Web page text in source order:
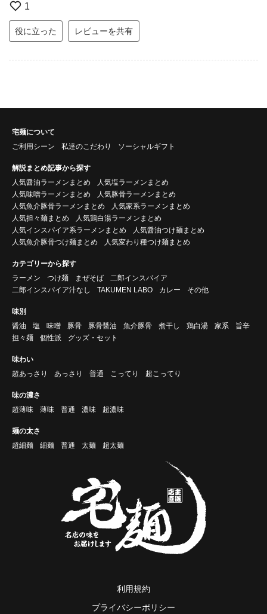
1
役に立った レビューを共有
宅麺について
ご利用シーン
私達のこだわり ソーシャルギフト
解説まとめ記事から探す
人気醤油ラーメンまとめ
人気塩ラーメンまとめ
人気味噌ラーメンまとめ
人気豚骨ラーメンまとめ
人気魚介豚骨ラーメンまとめ
人気家系ラーメンまとめ
人気担々麺まとめ
人気鶏白湯ラーメンまとめ
人気インスパイア系ラーメンまとめ
人気醤油つけ麺まとめ
人気魚介豚骨つけ麺まとめ
人気変わり種つけ麺まとめ
カテゴリーから探す
ラーメン
つけ麺 まぜそば
二郎インスパイア
二郎インスパイア汁なし
TAKUMEN LABO カレー その他
味別
醤油
塩 味噌 豚骨 豚骨醤油 魚介豚骨 煮干し 鶏白湯 家系
旨辛
担々麺
個性派 グッズ・セット
味わい
超あっさり
あっさり 普通 こってり 超こってり
味の濃さ
超薄味
薄味 普通 濃味 超濃味
麺の太さ
超細麺
細麺 普通 太麺 超太麺
利用規約
プライバシーポリシー